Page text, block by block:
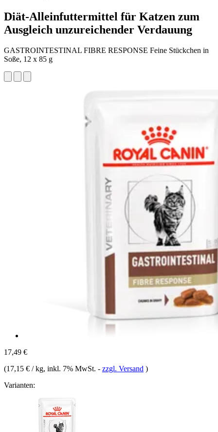
Diät-Alleinfuttermittel für Katzen zum
Ausgleich unzureichender Verdauung
GASTROINTESTINAL FIBRE RESPONSE Feine Stückchen in
Soße, 12 x 85 g
17,49 €
(17,15 € / kg, inkl. 7% MwSt. - zzgl. Versand )
Varianten: